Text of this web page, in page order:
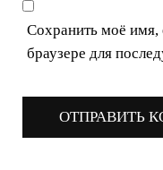
Сохранить моё имя,
браузере для